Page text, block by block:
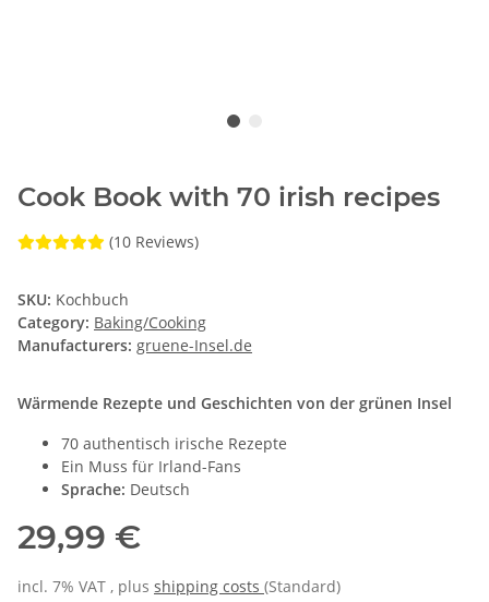
Cook Book with 70 irish recipes
(10 Reviews)
SKU: Kochbuch
Category: Baking/Cooking
Manufacturers: gruene-Insel.de
Wärmende Rezepte und Geschichten von der grünen Insel
70 authentisch irische Rezepte
Ein Muss für Irland-Fans
Sprache: Deutsch
29,99 €
incl. 7% VAT , plus shipping costs (Standard)